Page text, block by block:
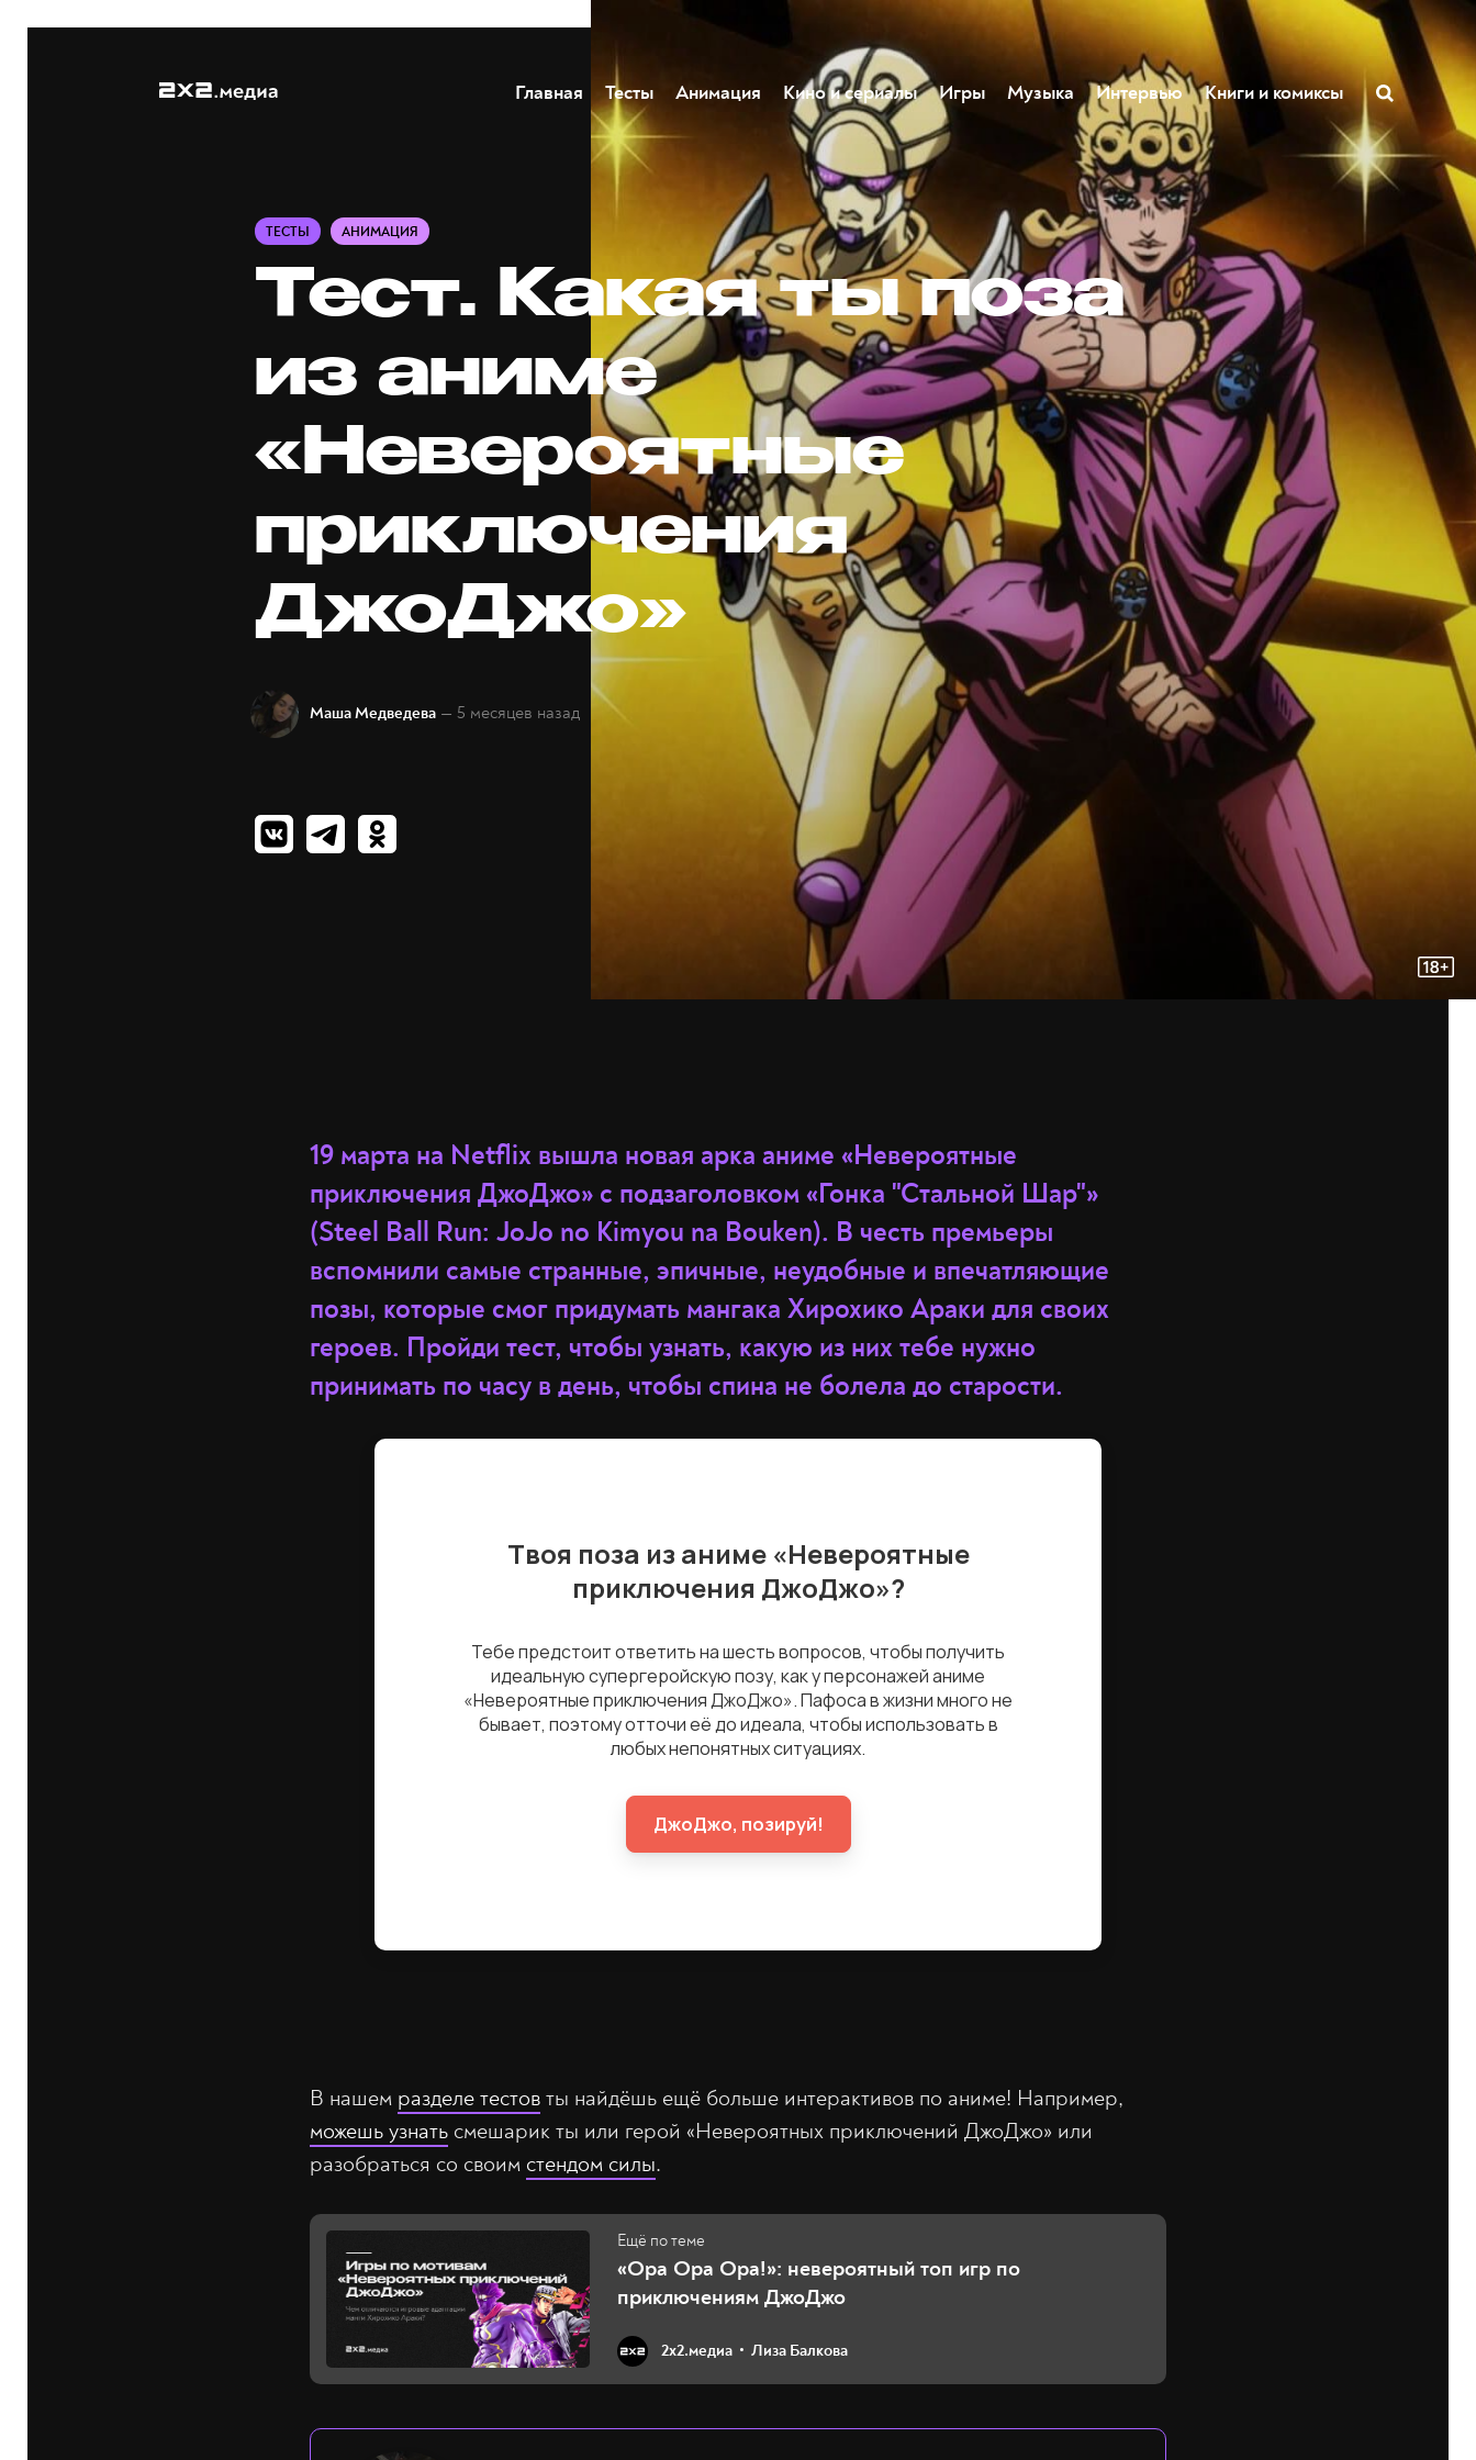
Главная Тесты Анимация Кино и сериалы Игры Музыка Интервью Книги и комиксы
ТЕСТЫ АНИМАЦИЯ
Тест. Какая ты поза
из аниме
«Невероятные
приключения
ДжоДжо»
Маша Медведева — 5 месяцев назад
19 марта на Netflix вышла новая арка аниме «Невероятные
приключения ДжоДжо» с подзаголовком «Гонка "Стальной Шар"»
(Steel Ball Run: JoJo no Kimyou na Bouken). В честь премьеры
вспомнили самые странные, эпичные, неудобные и впечатляющие
позы, которые смог придумать мангака Хирохико Араки для своих
героев. Пройди тест, чтобы узнать, какую из них тебе нужно
принимать по часу в день, чтобы спина не болела до старости.
В нашем разделе тестов ты найдёшь ещё больше интерактивов по аниме! Например,
можешь узнать смешарик ты или герой «Невероятных приключений ДжоДжо» или
разобраться со своим стендом силы.
«Ора Ора Ора!»: невероятный топ игр по
приключениям ДжоДжо
2х2.медиа Лиза Балкова